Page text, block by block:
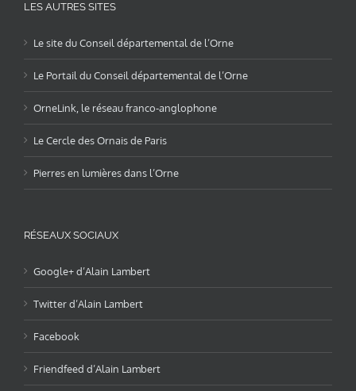
LES AUTRES SITES
Le site du Conseil départemental de l’Orne
Le Portail du Conseil départemental de l’Orne
OrneLink, le réseau franco-anglophone
Le Cercle des Ornais de Paris
Pierres en lumières dans l’Orne
RÉSEAUX SOCIAUX
Google+ d’Alain Lambert
Twitter d’Alain Lambert
Facebook
Friendfeed d’Alain Lambert